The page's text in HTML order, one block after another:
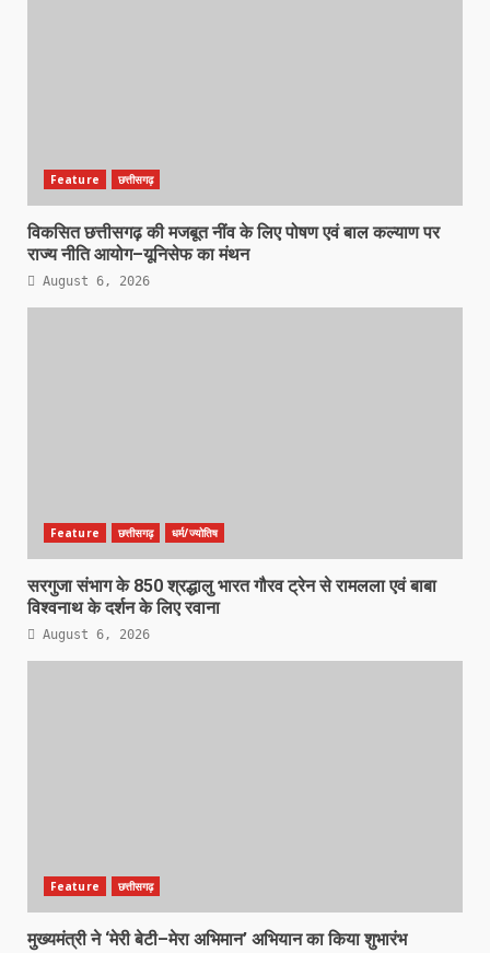
Feature छत्तीसगढ़
विकसित छत्तीसगढ़ की मजबूत नींव के लिए पोषण एवं बाल कल्याण पर
राज्य नीति आयोग–यूनिसेफ का मंथन
August 6, 2026
Feature छत्तीसगढ़ धर्म/ज्योतिष
सरगुजा संभाग के 850 श्रद्धालु भारत गौरव ट्रेन से रामलला एवं बाबा
विश्वनाथ के दर्शन के लिए रवाना
August 6, 2026
Feature छत्तीसगढ़
मुख्यमंत्री ने ‘मेरी बेटी–मेरा अभिमान’ अभियान का किया शुभारंभ